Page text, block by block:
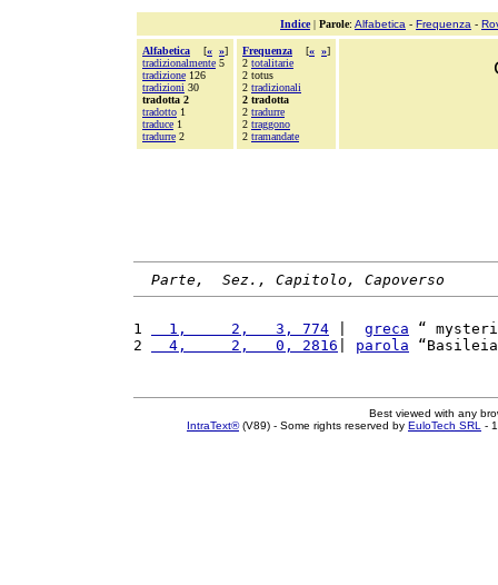
Indice| Parole: Alfabetica - Frequenza -
Alfabetica [« »]
tradizionalmente 5
tradizione 126
tradizioni 30
tradotta 2
tradotto 1
traduce 1
tradurre 2
Frequenza [« »]
2 totalitarie
2 totus
2 tradizionali
2 tradotta
2 tradurre
2 traggono
2 tramandate
Parte,  Sez., Capitolo, Capoverso
1
  1,     2,   3, 774
greca “
2
  4,     2,   0, 2816
parola
Best viewed with any
IntraText®(V89) - Some rights reserved by EuloTech SRL -